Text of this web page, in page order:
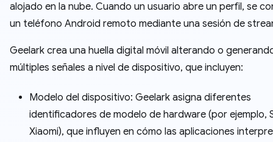
alojado en la nube. Cuando un usuario abre un perfil, se
un teléfono Android remoto mediante una sesión de
Geelark crea una huella digital móvil alterando o
múltiples señales a nivel de dispositivo, que incluyen:
Modelo del dispositivo: Geelark asigna diferentes
identificadores de modelo de hardware (por ejemplo,
Xiaomi), que influyen en cómo las aplicaciones